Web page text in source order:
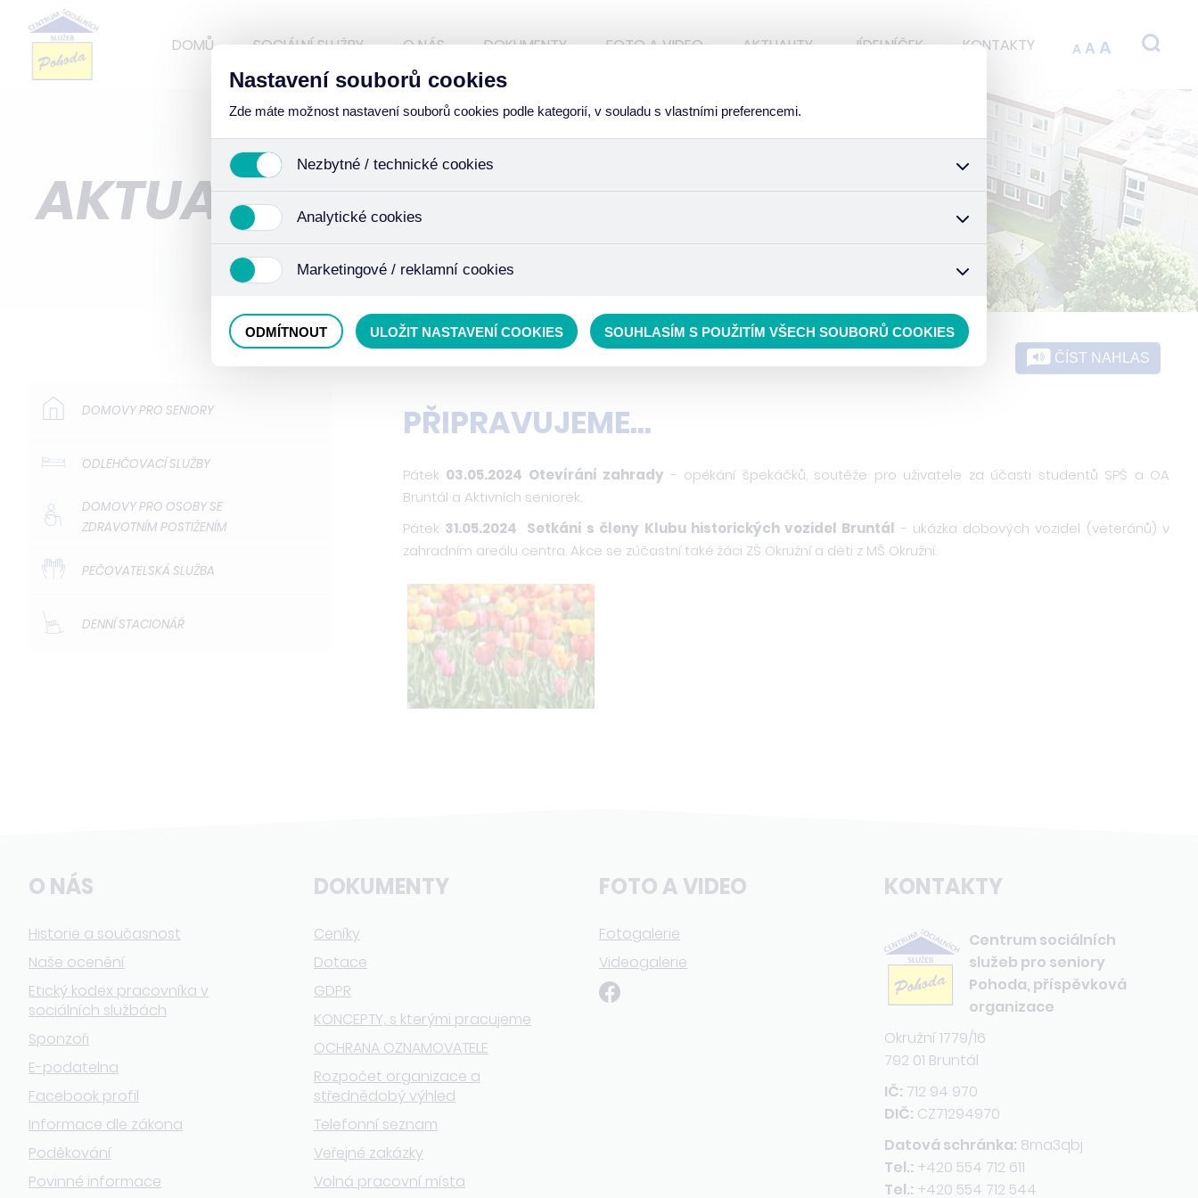
DOMŮ SOCIÁLNÍ SLUŽBY O NÁS DOKUMENTY FOTO A VIDEO AKTUALITY JÍDELNÍČEK KONTAKTY A A A
AKTUALITY
DOMOVY PRO SENIORY
ODLEHČOVACÍ SLUŽBY
DOMOVY PRO OSOBY SE
ZDRAVOTNÍM POSTIŽENÍM
PEČOVATELSKÁ SLUŽBA
DENNÍ STACIONÁŘ
ČÍST NAHLAS
PŘIPRAVUJEME...
Pátek 03.05.2024 Otevírání zahrady - opékání špekáčků, soutěže pro uživatele za účasti studentů SPŠ a OA
Bruntál a Aktivních seniorek.
Pátek 31.05.2024 Setkání s členy Klubu historických vozidel Bruntál - ukázka dobových vozidel (veteránů) v
zahradním areálu centra. Akce se zúčastní také žáci ZŠ Okružní a děti z MŠ Okružní.
O NÁS
Historie a současnost
Naše ocenění
Etický kodex pracovníka v
sociálních službách
Sponzoři
E-podatelna
Facebook profil
Informace dle zákona
Poděkování
Povinné informace
DOKUMENTY
Ceníky
Dotace
GDPR
KONCEPTY, s kterými pracujeme
OCHRANA OZNAMOVATELE
Rozpočet organizace a
střednědobý výhled
Telefonní seznam
Veřejné zakázky
Volná pracovní místa
FOTO A VIDEO
Fotogalerie
Videogalerie
KONTAKTY
Centrum sociálních
služeb pro seniory
Pohoda, příspěvková
organizace
Okružní 1779/16
792 01 Bruntál
IČ: 712 94 970
DIČ: CZ71294970
Datová schránka: 8ma3qbj
Tel.: +420 554 712 611
Tel.: +420 554 712 544
Nastavení souborů cookies
Zde máte možnost nastavení souborů cookies podle kategorií, v souladu s vlastními preferencemi.
Nezbytné / technické cookies
funkcí. Používají se mimo jiné k ukládání produktů v nákupním košíku, ovládání filtrů a také nastavení souhlasu s
Analytické cookies
anonymizaci se již nejedná o osobní údaje, protože anonymizované cookies nelze přiřadit konkrétnímu uživateli.
Marketingové / reklamní cookies
ODMÍTNOUT
ULOŽIT NASTAVENÍ COOKIES SOUHLASÍM S POUŽITÍM VŠECH SOUBORŮ COOKIES